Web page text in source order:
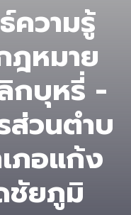
ความรู้
หมาย
กบุหรี่ -
ส่วนตําบ
ภอแก้ง
ชัยภูมิ